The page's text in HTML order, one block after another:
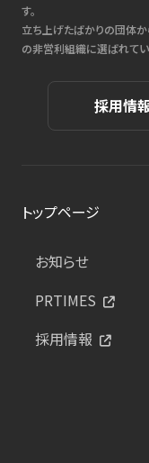
す。
立ち上げたばかりの団体
の非営利組織に選ばれてい
採用情
トップページ
お知らせ
PRTIMES
採用情報